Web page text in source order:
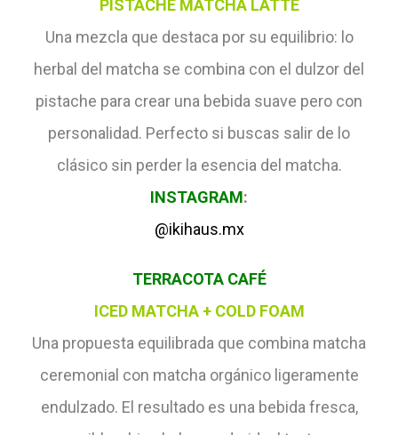
PISTACHE MATCHA LATTE
Una mezcla que destaca por su equilibrio: lo
herbal del matcha se combina con el dulzor del
pistache para crear una bebida suave pero con
personalidad. Perfecto si buscas salir de lo
clásico sin perder la esencia del matcha.
INSTAGRAM:
@ikihaus.mx
TERRACOTA CAFÉ
ICED MATCHA + COLD FOAM
Una propuesta equilibrada que combina matcha
ceremonial con matcha orgánico ligeramente
endulzado. El resultado es una bebida fresca,